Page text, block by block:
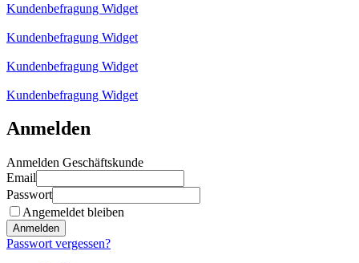
Kundenbefragung Widget
Kundenbefragung Widget
Kundenbefragung Widget
Kundenbefragung Widget
Anmelden
Anmelden Geschäftskunde
Email
Passwort
Angemeldet bleiben
Anmelden
Passwort vergessen?